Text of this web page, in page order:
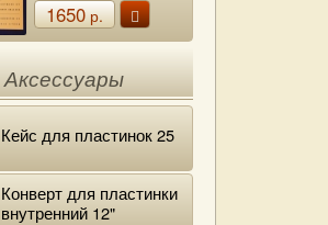
1650р.
Аксессуары
Кейс для пластинок 25
Конверт для пластинки
внутренний 12"